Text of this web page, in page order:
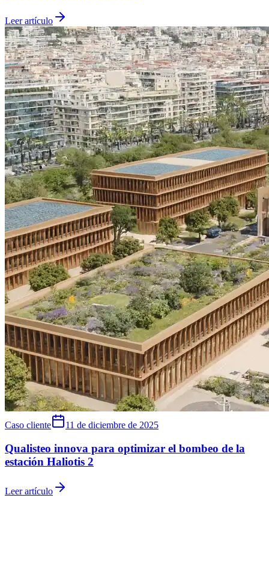
Leer artículo
Caso cliente 11 de diciembre de 2025
Qualisteo innova para optimizar el bombeo de la
estación Haliotis 2
Leer artículo